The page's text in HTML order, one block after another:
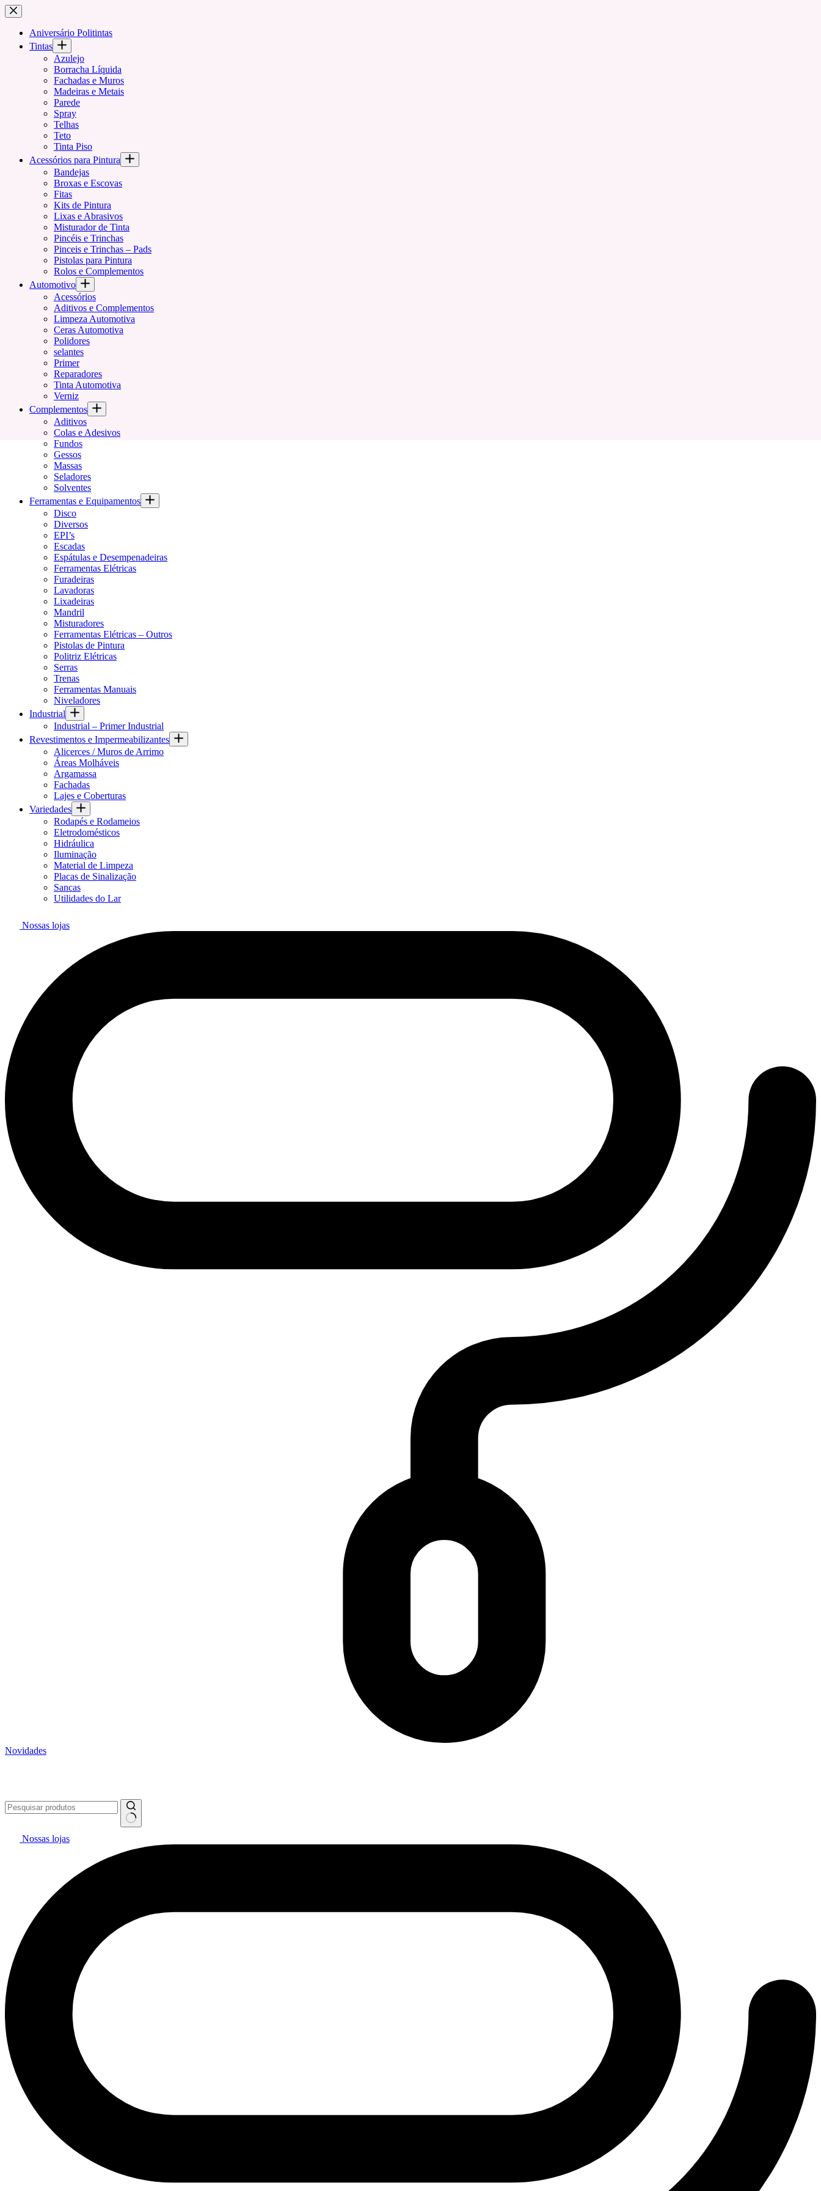
Pular
para
conteúdo
Aniversário Politintas
Tintas
Azulejo
Borracha Líquida
Fachadas e Muros
Madeiras e Metais
Parede
Spray
Telhas
Teto
Tinta Piso
Acessórios para Pintura
Bandejas
Broxas e Escovas
Fitas
Kits de Pintura
Lixas e Abrasivos
Misturador de Tinta
Pincéis e Trinchas
Pinceis e Trinchas – Pads
Pistolas para Pintura
Rolos e Complementos
Automotivo
Acessórios
Aditivos e Complementos
Limpeza Automotiva
Ceras Automotiva
Polidores
selantes
Primer
Reparadores
Tinta Automotiva
Verniz
Complementos
Aditivos
Colas e Adesivos
Fundos
Gessos
Massas
Seladores
Solventes
Ferramentas e Equipamentos
Disco
Diversos
EPI’s
Escadas
Espátulas e Desempenadeiras
Ferramentas Elétricas
Furadeiras
Lavadoras
Lixadeiras
Mandril
Misturadores
Ferramentas Elétricas – Outros
Pistolas de Pintura
Politriz Elétricas
Serras
Trenas
Ferramentas Manuais
Niveladores
Industrial
Industrial – Primer Industrial
Revestimentos e Impermeabilizantes
Alicerces / Muros de Arrimo
Áreas Molháveis
Argamassa
Fachadas
Lajes e Coberturas
Variedades
Rodapés e Rodameios
Eletrodomésticos
Hidráulica
Iluminação
Material de Limpeza
Placas de Sinalização
Sancas
Utilidades do Lar
Nossas lojas
Novidades
Nossas lojas